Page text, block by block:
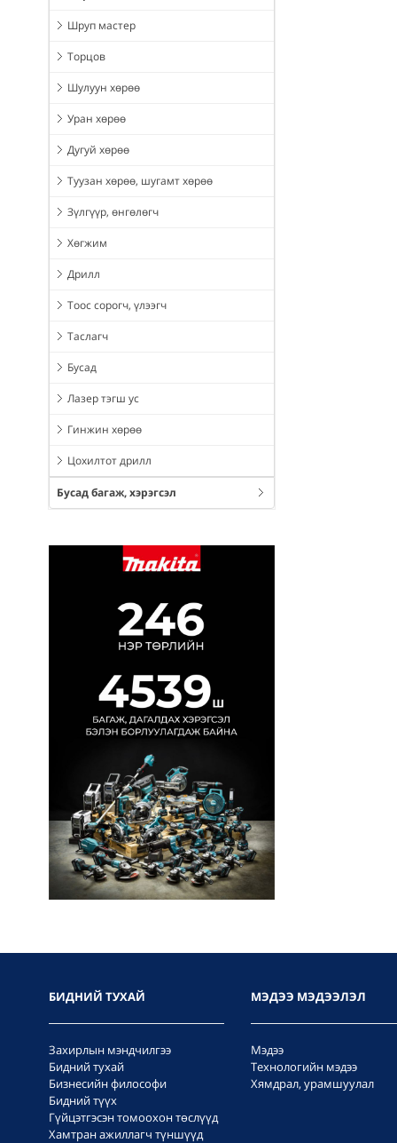
Шруп мастер
Торцов
Шулуун хөрөө
Уран хөрөө
Дугуй хөрөө
Туузан хөрөө, шугамт хөрөө
Зүлгүүр, өнгөлөгч
Хөгжим
Дрилл
Тоос сорогч, үлээгч
Таслагч
Бусад
Лазер тэгш ус
Гинжин хөрөө
Цохилтот дрилл
Бусад багаж, хэрэгсэл
БИДНИЙ ТУХАЙ
Захирлын мэндчилгээ
Бидний тухай
Бизнесийн философи
Бидний түүх
Гүйцэтгэсэн томоохон төслүүд
Хамтран ажиллагч түншүүд
МЭДЭЭ МЭДЭЭЛЭЛ
Мэдээ
Технологийн мэдээ
Хямдрал, урамшуулал